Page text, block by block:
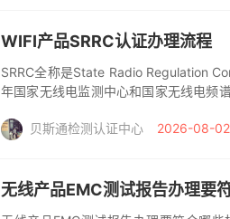
WIFI产品SRRC认证办理流程
SRRC全称是State Radio Regulation
年国家无线电监测中心和国家无线电频
贝斯通检测认证中心 2026-08-02
无线产品EMC测试报告办理要